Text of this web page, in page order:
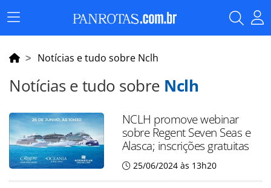
Menu
Principal
Notícias e tudo sobre Nclh
Notícias e tudo sobre Nclh
NCLH promove webinar
sobre Regent Seven Seas e
Alasca; inscrições gratuitas
25/06/2024 às 13h20